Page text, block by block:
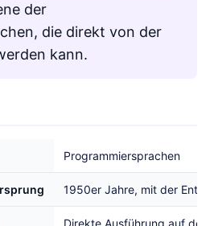
der
die direkt von der
kann.
Programmiersprachen
1950er Jahre, mit der
Direkte Ausführung auf der